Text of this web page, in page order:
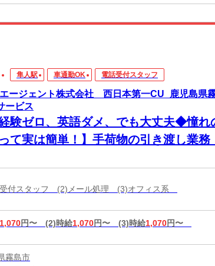
隼人駅 車通勤OK 電話受付スタッフ
ージェント株式会社 西日本第一CU_鹿児島県
ービス
経験ゼロ、英語ダメ、でも大丈夫◆憧れ
て実は簡単！】手荷物の引き渡し業務
付スタッフ (2)メール処理 (3)オフィス系
1,070円〜 (2)時給1,070円〜 (3)時給1,070円〜
霧島市